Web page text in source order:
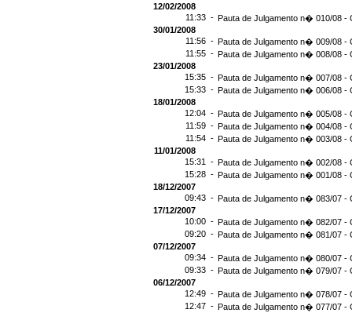
12/02/2008
11:33 - Pauta de Julgamento n� 010/08 -
30/01/2008
11:56 - Pauta de Julgamento n� 009/08 -
11:55 - Pauta de Julgamento n� 008/08 -
23/01/2008
15:35 - Pauta de Julgamento n� 007/08 -
15:33 - Pauta de Julgamento n� 006/08 -
18/01/2008
12:04 - Pauta de Julgamento n� 005/08 -
11:59 - Pauta de Julgamento n� 004/08 -
11:54 - Pauta de Julgamento n� 003/08 -
11/01/2008
15:31 - Pauta de Julgamento n� 002/08 -
15:28 - Pauta de Julgamento n� 001/08 -
18/12/2007
09:43 - Pauta de Julgamento n� 083/07 -
17/12/2007
10:00 - Pauta de Julgamento n� 082/07 -
09:20 - Pauta de Julgamento n� 081/07 -
07/12/2007
09:34 - Pauta de Julgamento n� 080/07 -
09:33 - Pauta de Julgamento n� 079/07 -
06/12/2007
12:49 - Pauta de Julgamento n� 078/07 -
12:47 - Pauta de Julgamento n� 077/07 -